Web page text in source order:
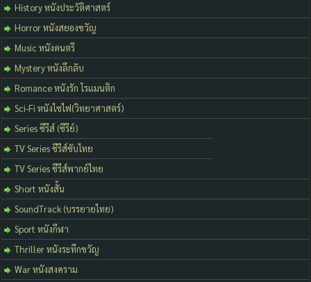
History หนังประวัติศาสตร์
Horror หนังสยองขวัญ
Music หนังดนตรี
Mystery หนังลึกลับ
Romance หนังรัก โรแมนติก
Sci-Fi หนังไซไฟ(วิทยาศาสตร์)
Series ซีรีส์ (ซีรีย์)
TV Series ซีรีส์ซับไทย
TV Series ซีรีส์พากย์ไทย
Short หนังสั้น
SoundTrack (บรรยายไทย)
Sport หนังกีฬา
Thriller หนังระทึกขวัญ
War หนังสงคราม